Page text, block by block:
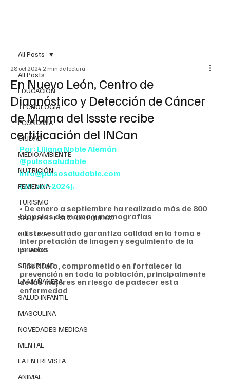
All Posts
EDUCACIÓN
TECNOLOGÍA
ECONOMÍA
CIUDAD
MEDIOAMBIENTE
NUTRICIÓN
FEMENINA
TURISMO
SALUD EN EL SECTOR PÚBLICO
CULTURA
ESTADOS
SEGURIDAD
LA MAÑANERA
SALUD INFANTIL
MASCULINA
NOVEDADES MEDICAS
MENTAL
LA ENTREVISTA
ANIMAL
All Posts
En Nuevo León, Centro de
Diagnóstico y Detección de Cáncer
de Mama del Issste recibe
certificación del INCan
28 oct 2024 2 min de lectura
Por: Liliana Noble Alemán
@pulsosaludable
info@pulsosaludable.com
(28-oct-2024).
• De enero a septiembre ha realizado más de 800
biopsias de mama y mamografías
• Este resultado garantiza calidad en la toma e
interpretación de imagen y seguimiento de la
prueba
• Instituto, comprometido en fortalecer la
prevención en toda la población, principalmente
de las mujeres en riesgo de padecer esta
enfermedad